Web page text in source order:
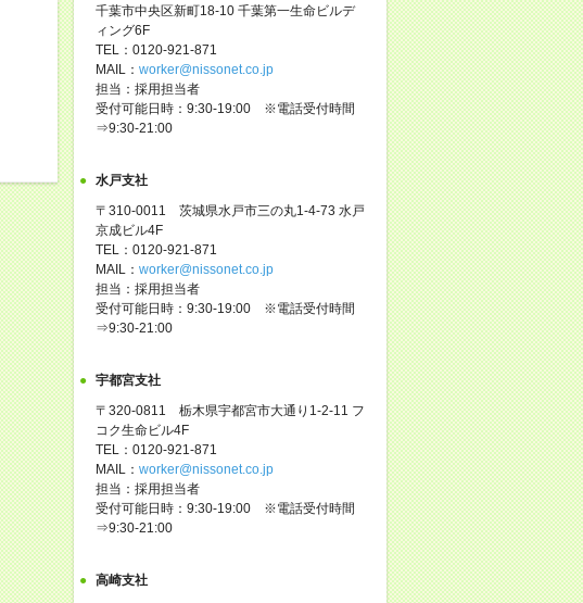
千葉市中央区新町18-10 千葉第一生命ビルデ
ィング6F
TEL：0120-921-871
MAIL： worker@nissonet.co.jp
担当：採用担当者
受付可能日時：9:30-19:00 ※電話受付時間
⇒9:30-21:00
水戸支社
〒310-0011 茨城県水戸市三の丸1-4-73 水戸
京成ビル4F
TEL：0120-921-871
MAIL： worker@nissonet.co.jp
担当：採用担当者
受付可能日時：9:30-19:00 ※電話受付時間
⇒9:30-21:00
宇都宮支社
〒320-0811 栃木県宇都宮市大通り1-2-11 フ
コク生命ビル4F
TEL：0120-921-871
MAIL： worker@nissonet.co.jp
担当：採用担当者
受付可能日時：9:30-19:00 ※電話受付時間
⇒9:30-21:00
高崎支社